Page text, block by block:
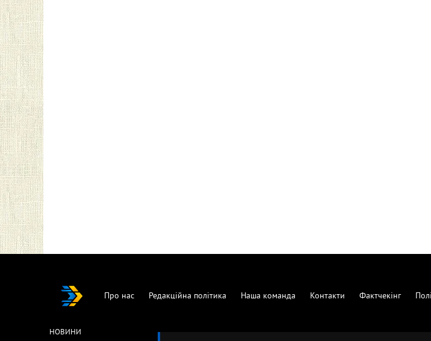
Про нас Редакційна політика Наша команда Контакти Фактчекінг
НОВИНИ